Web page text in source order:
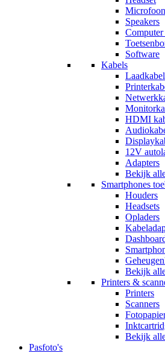
Microfoon
Speakers
Computer
Software
Kabels
HDMI
12V
Adapters
Bekijk
Smartphones
Houders
Headsets
Opladers
Bekijk
Printers &
Printers
Scanners
Bekijk
Pasfoto's